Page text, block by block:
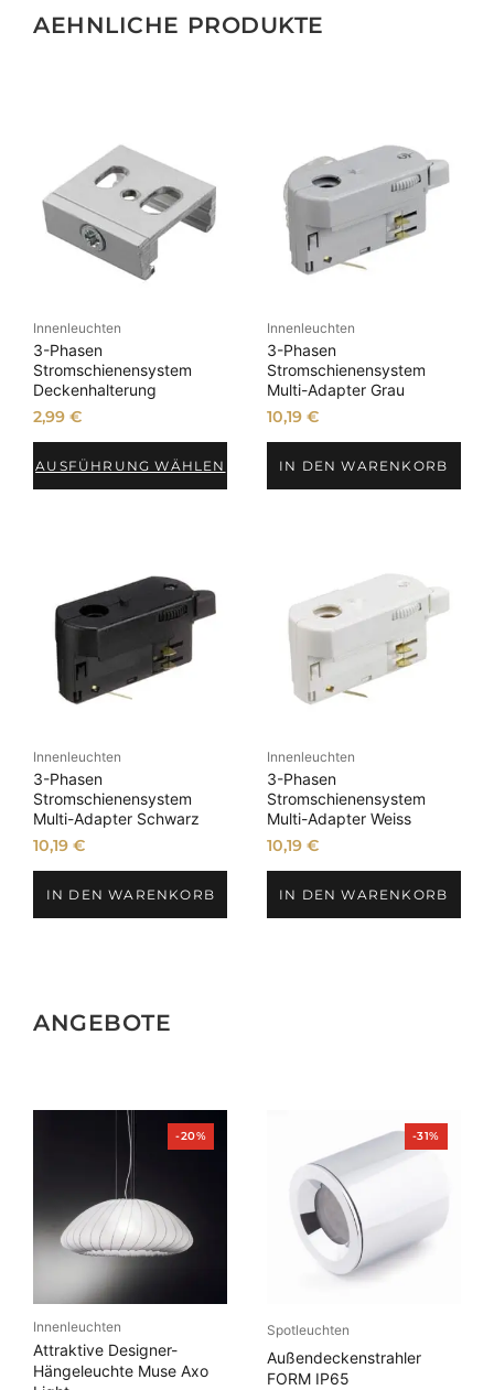
AEHNLICHE PRODUKTE
Innenleuchten
3-Phasen
Stromschienensystem
Deckenhalterung
2,99€
AUSFÜHRUNG WÄHLEN
Innenleuchten
3-Phasen
Stromschienensystem
Multi-Adapter Grau
10,19 €
IN DEN WARENKORB
Innenleuchten
3-Phasen
Stromschienensystem
Multi-Adapter Schwarz
10,19€
IN DEN WARENKORB
Innenleuchten
3-Phasen
Stromschienensystem
Multi-Adapter Weiss
10,19 €
IN DEN WARENKORB
ANGEBOTE
-20%Produkt
im
Innenleuchten
Attraktive Designer-
Hängeleuchte Muse Axo
-31%Produkt
im
Spotleuchten
Außendeckenstrahler
FORM IP65